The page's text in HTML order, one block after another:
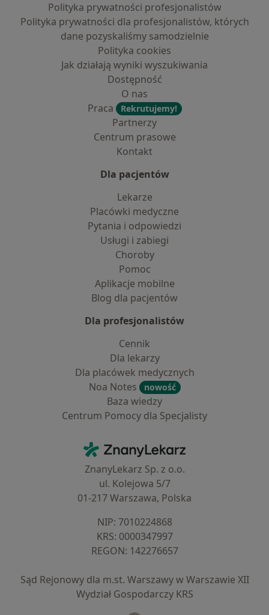
Polityka prywatności profesjonalistów
Polityka prywatności dla profesjonalistów, których
dane pozyskaliśmy samodzielnie
Polityka cookies
Jak działają wyniki wyszukiwania
Dostępność
O nas
Praca
Rekrutujemy!
Partnerzy
Centrum prasowe
Kontakt
Dla pacjentów
Lekarze
Placówki medyczne
Pytania i odpowiedzi
Usługi i zabiegi
Choroby
Pomoc
Aplikacje mobilne
Blog dla pacjentów
Dla profesjonalistów
Cennik
Dla lekarzy
Dla placówek medycznych
Noa Notes
nowość
Baza wiedzy
Centrum Pomocy dla Specjalisty
ZnanyLekarz - Strona główna
ZnanyLekarz Sp. z o.o.
ul. Kolejowa 5/7
01-217 Warszawa, Polska
NIP: ⁠7010224868
KRS: ⁠0000347997
REGON: ⁠142276657
Sąd Rejonowy dla m.st. Warszawy w Warszawie XII
Wydział Gospodarczy KRS